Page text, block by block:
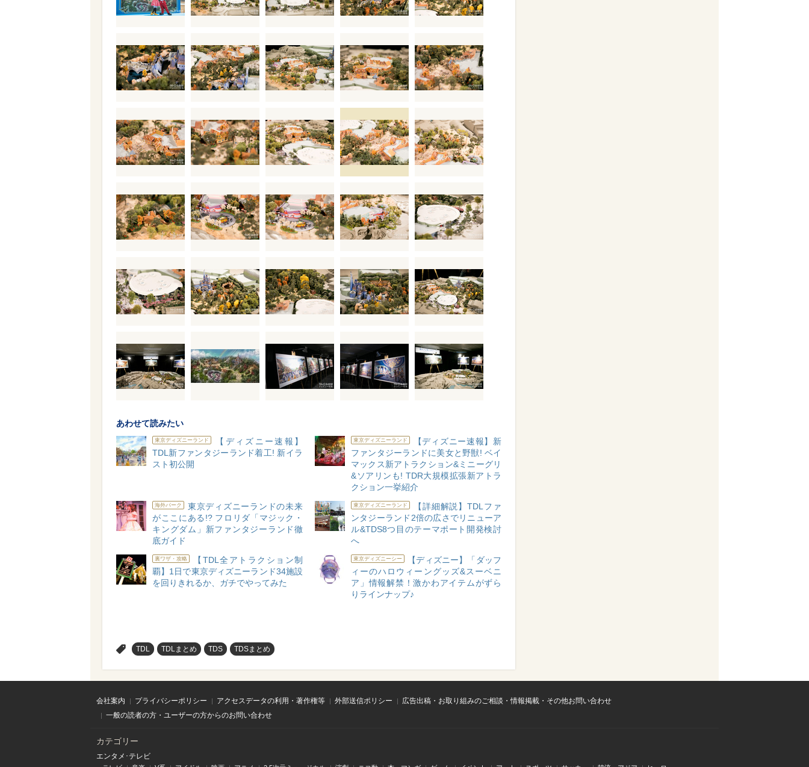
あわせて読みたい
東京ディズニーランド
【ディズニー速報】
TDL新ファンタジーランド着工! 新イラ
スト初公開
東京ディズニーランド
【ディズニー速報】新
ファンタジーランドに美女と野獣! ベイ
マックス新アトラクション&ミニーグリ
&ソアリンも! TDR大規模拡張新アトラ
クション一挙紹介
海外パーク
東京ディズニーランドの未来
がここにある!? フロリダ「マジック・
キングダム」新ファンタジーランド徹
底ガイド
東京ディズニーランド
【詳細解説】TDLファ
ンタジーランド2倍の広さでリニューア
ル&TDS8つ目のテーマポート開発検討
へ
裏ワザ・攻略
【TDL全アトラクション制
覇】1日で東京ディズニーランド34施設
を回りきれるか、ガチでやってみた
東京ディズニーシー
【ディズニー】「ダッフ
ィーのハロウィーングッズ&スーベニ
ア」情報解禁！激かわアイテムがずら
りラインナップ♪
TDL TDLまとめ TDS TDSまとめ
会社案内 プライバシーポリシー アクセスデータの利用・著作権等 外部送信ポリシー
広告出稿・お取り組みのご相談・情報掲載・その他お問い合わせ
一般の読者の方・ユーザーの方からのお問い合わせ
カテゴリー
エンタメ･テレビ